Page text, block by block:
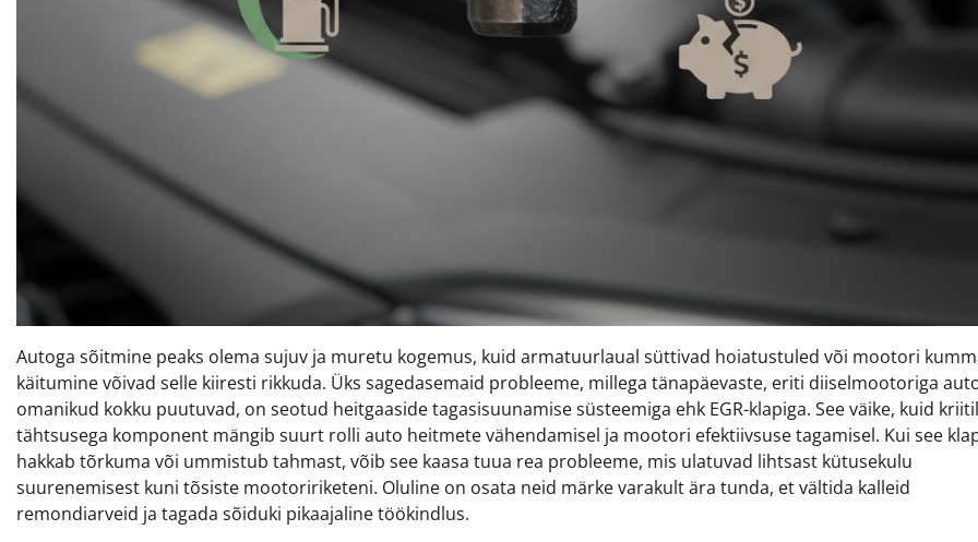
Autoga sõitmine peaks olema sujuv ja muretu kogemus, kuid armatuurlaual süttivad hoiatustuled või mootori
käitumine võivad selle kiiresti rikkuda. Üks sagedasemaid probleeme, millega tänapäevaste, eriti diiselmootoriga
omanikud kokku puutuvad, on seotud heitgaaside tagasisuunamise süsteemiga ehk EGR-klapiga. See väike, kuid
tähtsusega komponent mängib suurt rolli auto heitmete vähendamisel ja mootori efektiivsuse tagamisel. Kui see
hakkab tõrkuma või ummistub tahmast, võib see kaasa tuua rea probleeme, mis ulatuvad lihtsast kütusekulu
suurenemisest kuni tõsiste mootoririketeni. Oluline on osata neid märke varakult ära tunda, et vältida kalleid
remondiarveid ja tagada sõiduki pikaajaline töökindlus.